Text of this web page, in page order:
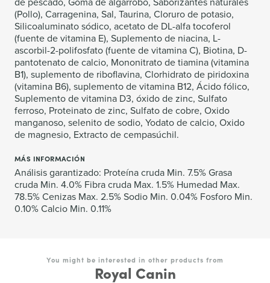
(Pollo), Carragenina, Sal, Taurina, Cloruro de potasio,
Silicoaluminato sódico, acetato de DL-alfa tocoferol
(fuente de vitamina E), Suplemento de niacina, L-
ascorbil-2-polifosfato (fuente de vitamina C), Biotina, D-
pantotenato de calcio, Mononitrato de tiamina (vitamina
B1), suplemento de riboflavina, Clorhidrato de piridoxina
(vitamina B6), suplemento de vitamina B12, Ácido fólico,
Suplemento de vitamina D3, óxido de zinc, Sulfato
ferroso, Proteinato de zinc, Sulfato de cobre, Oxido
manganoso, selenito de sodio, Yodato de calcio, Oxido
de magnesio, Extracto de cempasúchil.
MÁS INFORMACIÓN
Análisis garantizado: Proteína cruda Min. 7.5% Grasa
cruda Min. 4.0% Fibra cruda Max. 1.5% Humedad Max.
78.5% Cenizas Max. 2.5% Sodio Min. 0.04% Fosforo Min.
0.10% Calcio Min. 0.11%
You might be interested in other products from
Royal Canin